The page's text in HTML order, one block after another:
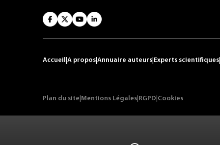
Accueil A propos Annuaire auteurs Experts scientifiques
Plan du site Mentions Légales RGPD Cookies